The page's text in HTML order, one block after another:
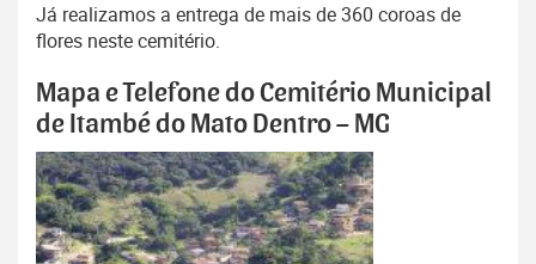
Já realizamos a entrega de mais de 360 coroas de
flores neste cemitério.
Mapa e Telefone do Cemitério Municipal
de Itambé do Mato Dentro – MG